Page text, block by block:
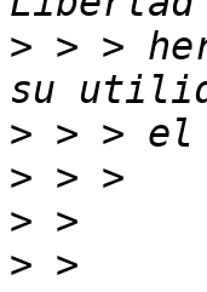
> > >
>
>
>
>